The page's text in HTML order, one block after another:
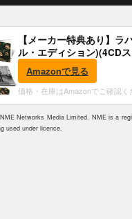
【メーカー特典あり】ラ
ル・エディション)(4CD
(完全生産限定盤)(SHM-
Amazonで見る
価格・在庫はAmazonでご確認く
Networks Media Limited. NME is a
used under licence.